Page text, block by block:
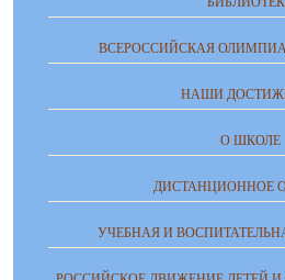
ВСЕРОССИЙСКАЯ
НАШИ
О ШКОЛЕ
ДИСТАНЦИОННОЕ
УЧЕБНАЯ И